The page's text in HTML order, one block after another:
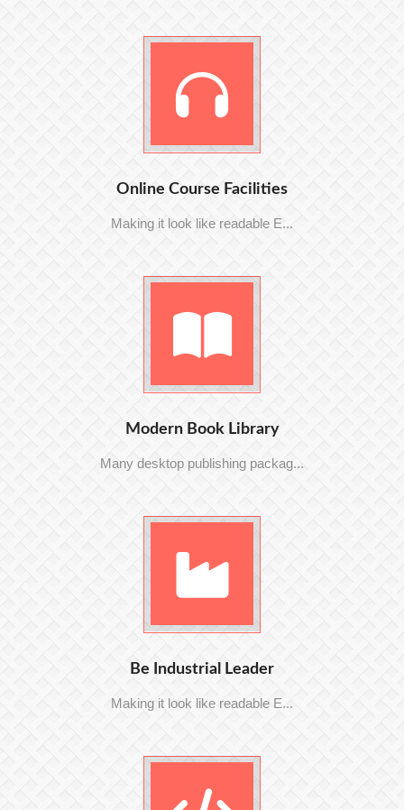
Online Course Facilities
Making it look like readable E...
Modern Book Library
Many desktop publishing packag...
Be Industrial Leader
Making it look like readable E...